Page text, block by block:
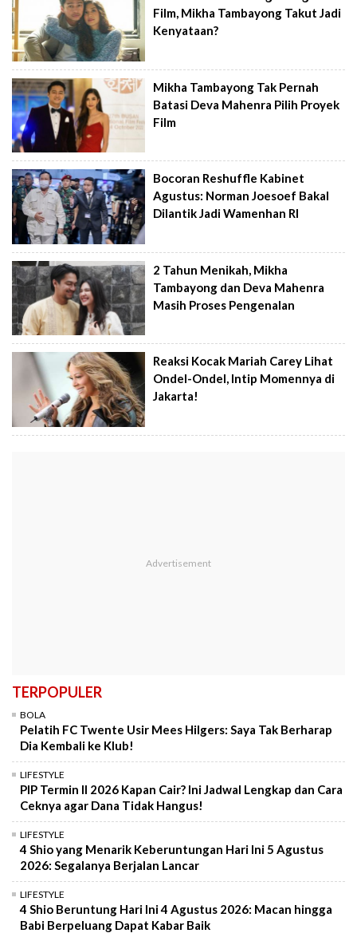
Film, Mikha Tambayong Takut Jadi
Kenyataan?
Mikha Tambayong Tak Pernah
Batasi Deva Mahenra Pilih Proyek
Film
Bocoran Reshuffle Kabinet
Agustus: Norman Joesoef Bakal
Dilantik Jadi Wamenhan RI
2 Tahun Menikah, Mikha
Tambayong dan Deva Mahenra
Masih Proses Pengenalan
Reaksi Kocak Mariah Carey Lihat
Ondel-Ondel, Intip Momennya di
Jakarta!
TERPOPULER
BOLA
Pelatih FC Twente Usir Mees Hilgers: Saya Tak Berharap
Dia Kembali ke Klub!
LIFESTYLE
PIP Termin II 2026 Kapan Cair? Ini Jadwal Lengkap dan Cara
Ceknya agar Dana Tidak Hangus!
LIFESTYLE
4 Shio yang Menarik Keberuntungan Hari Ini 5 Agustus
2026: Segalanya Berjalan Lancar
LIFESTYLE
4 Shio Beruntung Hari Ini 4 Agustus 2026: Macan hingga
Babi Berpeluang Dapat Kabar Baik